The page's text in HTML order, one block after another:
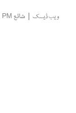
ویب ڈیسک | شائع